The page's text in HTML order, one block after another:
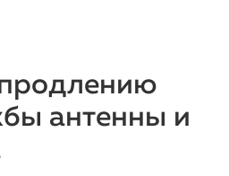
антенны и